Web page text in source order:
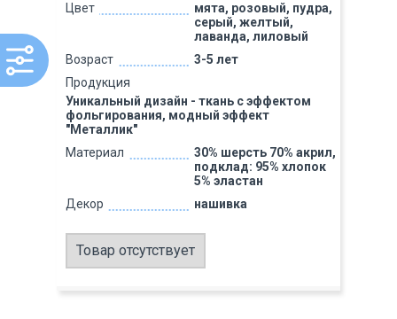
Цвет
мята, розовый, пудра,
серый, желтый,
лаванда, лиловый
Возраст
3-5 лет
Продукция
Уникальный дизайн - ткань с эффектом
фольгирования, модный эффект
"Металлик"
Материал
30% шерсть 70% акрил,
подклад: 95% хлопок
5% эластан
Декор
нашивка
Товар отсутствует